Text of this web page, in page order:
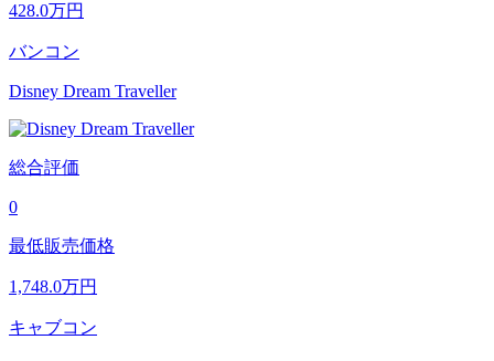
428.0万円
バンコン
Disney Dream Traveller
総合評価
0
最低販売価格
1,748.0万円
キャブコン